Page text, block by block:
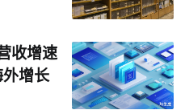
收增速
增长